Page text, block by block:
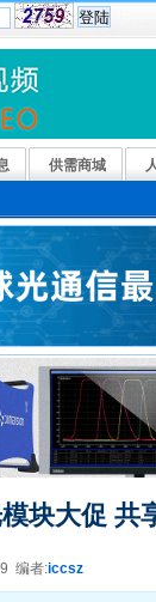
供需商城
块大促 共
编者:iccsz